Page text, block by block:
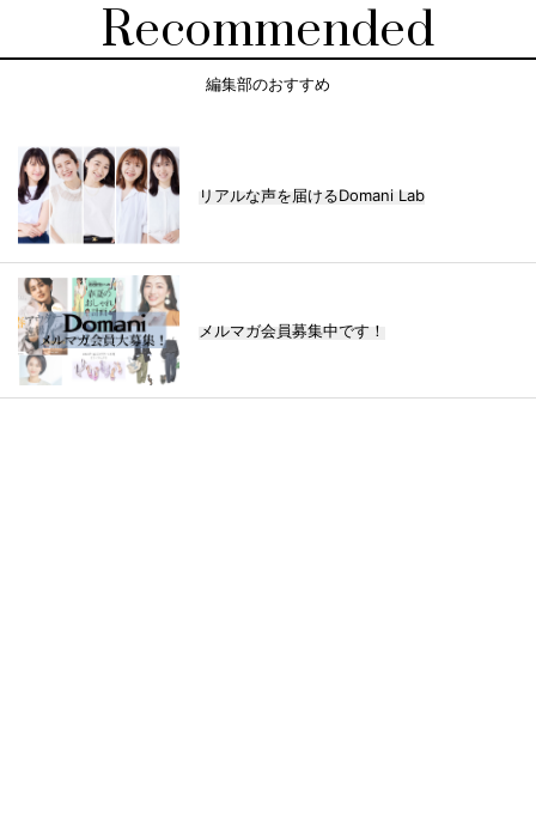
Recommended
編集部のおすすめ
リアルな声を届けるDomani Lab
メルマガ会員募集中です！